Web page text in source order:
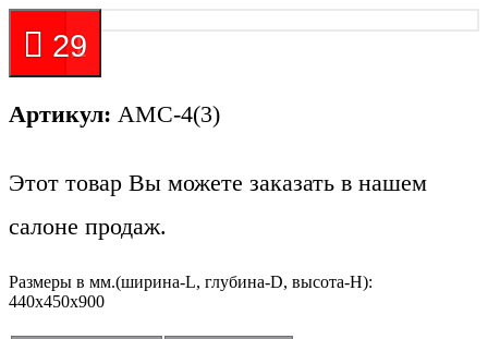
Артикул: АМС-4(3)
Этот товар Вы можете заказать в нашем
салоне продаж.
Размеры в мм.(ширина-L, глубина-D, высота-H):
440х450х900
21
29